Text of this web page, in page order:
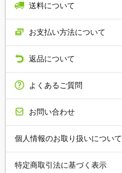
送料について
お支払い方法について
返品について
よくあるご質問
お問い合わせ
個人情報のお取り扱いについて
特定商取引法に基づく表示